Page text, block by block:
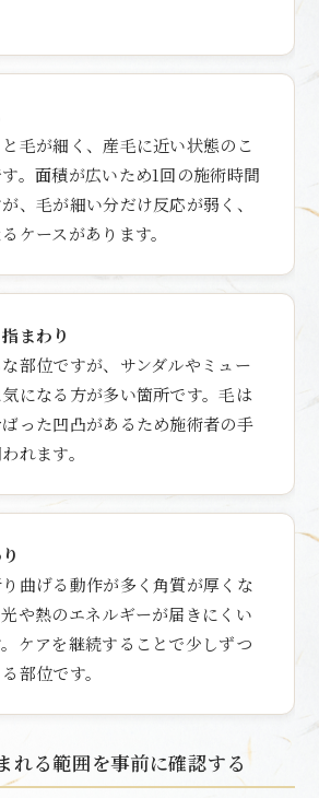
毛が細く、産毛に近い状態のこ
。面積が広いため1回の施術時間
、毛が細い分だけ反応が弱く、
ケースがあります。
まわり
部位ですが、サンダルやミュー
になる方が多い箇所です。毛は
った凹凸があるため施術者の手
れます。
曲げる動作が多く角質が厚くな
や熱のエネルギーが届きにくい
ケアを継続することで少しずつ
部位です。
れる範囲を事前に確認する